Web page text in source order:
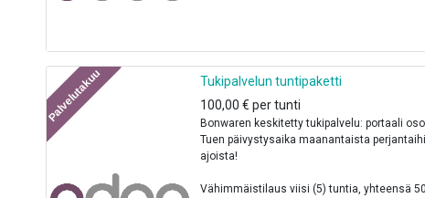
Palvelutakuu
Tukipalvelun tuntipaketti
100,00 € pertunti
Bonwaren keskitetty tukipalvelu: portaali
Tuen päivystysaika maanantaista
ajoista!
Vähimmäistilaus viisi (5) tuntia, yhteensä